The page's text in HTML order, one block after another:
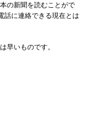
の新聞を読むことがで
話に連絡できる現在とは
早いものです。